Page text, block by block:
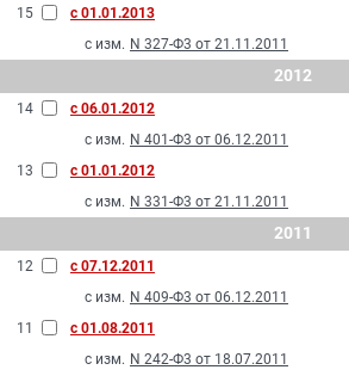
15
с 01.01.2013
с изм. N 327-Ф3 от 21.11.2011
2012
14
с 06.01.2012
с изм. N 401-Ф3 от 06.12.2011
13
с 01.01.2012
с изм. N 331-Ф3 от 21.11.2011
2011
12
с 07.12.2011
с изм. N 409-Ф3 от 06.12.2011
11
с 01.08.2011
с изм. N 242-Ф3 от 18.07.2011